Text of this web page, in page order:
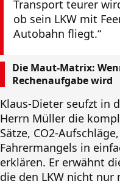
Transport teurer
ob sein LKW mit
Autobahn fliegt.“
Die Maut-Matrix:
Rechenaufgabe wird
Klaus-Dieter seufzt in
Herrn Müller die
Sätze, CO2-
Fahrermangels in
erklären. Er erwähnt
die den LKW nicht nur